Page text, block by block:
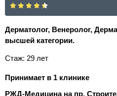
Дерматолог, Венеролог,
высшей категории.
Стаж: 29 лет
Принимает в 1 клинике
РЖД-Медицина на пр.